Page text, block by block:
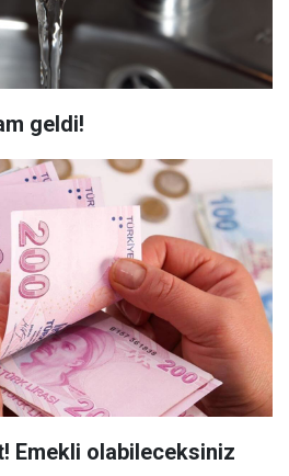
geldi!
Emekli olabileceksiniz